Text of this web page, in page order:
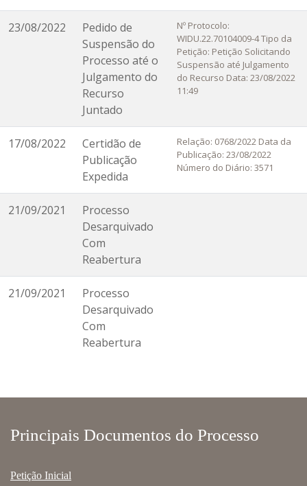
23/08/2022
Pedido de
Suspensão do
Processo até o
Julgamento do
Recurso
Juntado
Nº Protocolo:
WIDU.22.70104009-4 Tipo da
Petição: Petição Solicitando
Suspensão até Julgamento
do Recurso Data: 23/08/2022
11:49
17/08/2022
Certidão de
Publicação
Expedida
Relação: 0768/2022 Data da
Publicação: 23/08/2022
Número do Diário: 3571
21/09/2021
Processo
Desarquivado
Com
Reabertura
21/09/2021
Processo
Desarquivado
Com
Reabertura
Principais Documentos do Processo
Petição Inicial